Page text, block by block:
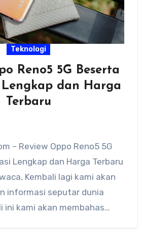
Teknologi
Reno5 5G Beserta
Lengkap dan Harga
Terbaru
– Review Oppo Reno5 5G
Lengkap dan Harga Terbaru
Kembali lagi kami akan
informasi seputar dunia
ini kami akan membahas…